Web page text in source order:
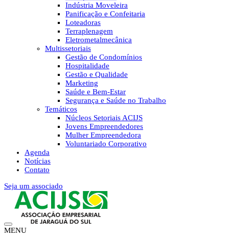
Indústria Moveleira
Panificação e Confeitaria
Loteadoras
Terraplenagem
Eletrometalmecânica
Multissetoriais
Gestão de Condomínios
Hospitalidade
Gestão e Qualidade
Marketing
Saúde e Bem-Estar
Segurança e Saúde no Trabalho
Temáticos
Núcleos Setoriais ACIJS
Jovens Empreendedores
Mulher Empreendedora
Voluntariado Corporativo
Agenda
Notícias
Contato
Seja um associado
MENU